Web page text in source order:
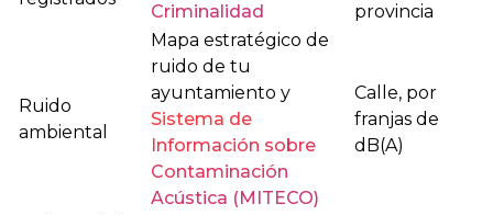
Criminalidad provincia
Ruido
ambiental
Mapa estratégico de
ruido de tu
ayuntamiento y
Sistema de
Información sobre
Contaminación
Acústica (MITECO)
Calle, por
franjas de
dB(A)